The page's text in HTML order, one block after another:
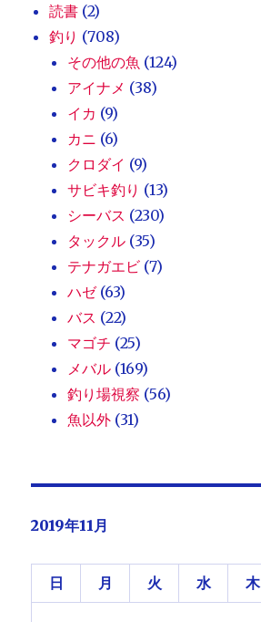
読書 (2)
釣り (708)
その他の魚 (124)
アイナメ (38)
イカ (9)
カニ (6)
クロダイ (9)
サビキ釣り (13)
シーバス (230)
タックル (35)
テナガエビ (7)
ハゼ(63)
バス (22)
マゴチ (25)
メバル (169)
釣り場視察 (56)
魚以外 (31)
2019年11月
日 月 火 水 木